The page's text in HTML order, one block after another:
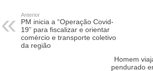
Anterior
PM inicia a “Operação Covid-
19” para fiscalizar e orientar
comércio e transporte coletivo
da região
Homem
pendurado